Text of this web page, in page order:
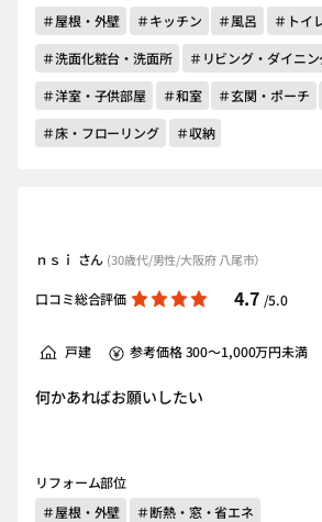
＃屋根・外壁
＃キッチン ＃風呂
＃トイ
＃洗面化粧台・洗面所
＃リビング・ダイニ
＃洋室・子供部屋
＃和室 ＃玄関・ポーチ
＃床・フローリング
＃収納
ｎｓｉ さん (30歳代/男性/大阪府 八尾市）
口コミ総合評価 4.7 /5.0
戸建 参考価格 300～1,000万円未満
何かあればお願いしたい
リフォーム部位
＃屋根・外壁
＃断熱・窓・省エネ